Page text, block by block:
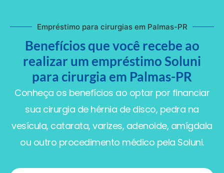
Empréstimo para cirurgias em Palmas-PR
Benefícios que você recebe ao
realizar um empréstimo Soluni
para cirurgia em Palmas-PR
Conheça os benefícios ao optar por financiar
sua cirurgia de hérnia de disco, pedra na
vesícula, catarata, varizes, adenoide, amígdala
ou outro procedimento médico pela Soluni.